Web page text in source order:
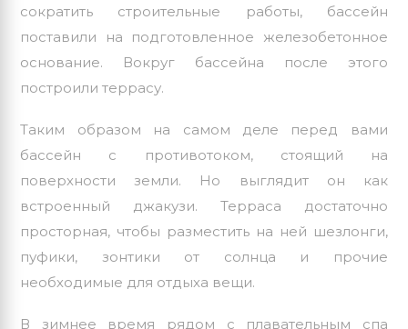
сократить строительные работы, бассейн
поставили на подготовленное железобетонное
основание. Вокруг бассейна после этого
построили террасу.
Таким образом на самом деле перед вами
бассейн с противотоком, стоящий на
поверхности земли. Но выглядит он как
встроенный джакузи. Терраса достаточно
просторная, чтобы разместить на ней шезлонги,
пуфики, зонтики от солнца и прочие
необходимые для отдыха вещи.
В зимнее время рядом с плавательным спа